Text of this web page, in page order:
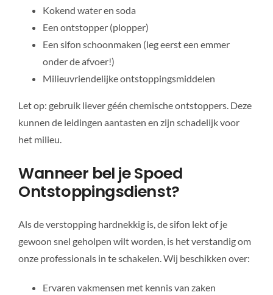
Kokend water en soda
Een ontstopper (plopper)
Een sifon schoonmaken (leg eerst een emmer
onder de afvoer!)
Milieuvriendelijke ontstoppingsmiddelen
Let op: gebruik liever géén chemische ontstoppers. Deze
kunnen de leidingen aantasten en zijn schadelijk voor
het milieu.
Wanneer bel je Spoed
Ontstoppingsdienst?
Als de verstopping hardnekkig is, de sifon lekt of je
gewoon snel geholpen wilt worden, is het verstandig om
onze professionals in te schakelen. Wij beschikken over:
Ervaren vakmensen met kennis van zaken